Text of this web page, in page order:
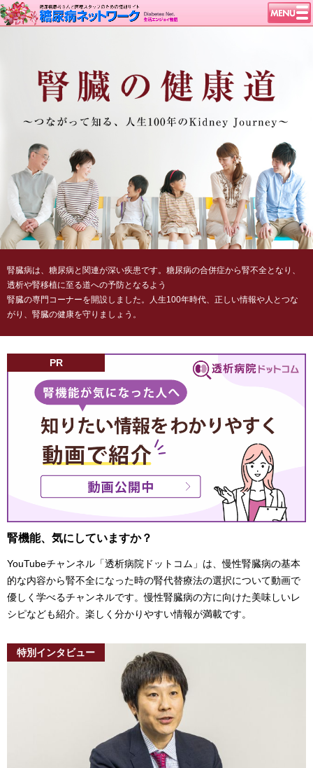
学会・イベント
特集・連載
特集・連載 一覧へ
腎臓の健康道
インスリンポンプ
血糖トレンド
グリコアルブミン
1型ライフ
腎臓病は、糖尿病と関連が深い疾患です。糖尿病の合併症から腎不全となり、
透析や腎移植に至る道への予防となるよう
腎臓の専門コーナーを開設しました。人生100年時代、正しい情報や人とつな
がり、腎臓の健康を守りましょう。
PR
腎機能、気にしていますか？
YouTubeチャンネル「透析病院ドットコム」は、慢性腎臓病の基本
的な内容から腎不全になった時の腎代替療法の選択について動画で
優しく学べるチャンネルです。慢性腎臓病の方に向けた美味しいレ
シピなども紹介。楽しく分かりやすい情報が満載です。
特別インタビュー